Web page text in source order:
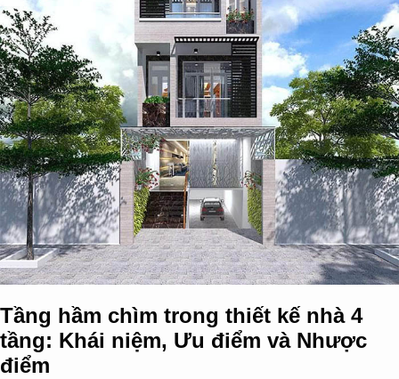
Tầng hầm chìm trong thiết kế nhà 4
tầng: Khái niệm, Ưu điểm và Nhược
điểm